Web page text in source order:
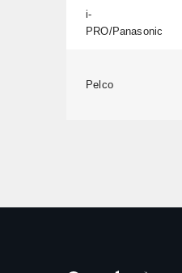
i-
PRO/Panasonic
Pelco